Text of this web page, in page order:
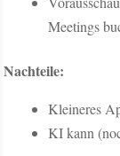
Meetings
Nachteile:
Kleineres
KI kann